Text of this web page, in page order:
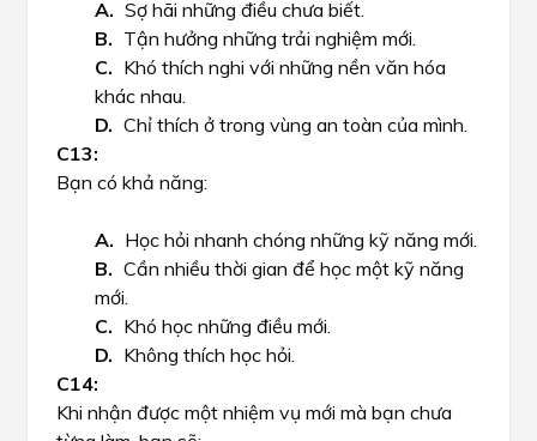
Sợ hãi những điều chưa biết.
Tận hưởng những trải nghiệm mới.
Khó thích nghi với những nền văn hóa
khác nhau.
Chỉ thích ở trong vùng an toàn của mình.
Bạn có khả năng:
Học hỏi nhanh chóng những kỹ năng mới.
Cần nhiều thời gian để học một kỹ năng
mới.
Khó học những điều mới.
Không thích học hỏi.
Khi nhận được một nhiệm vụ mới mà bạn chưa